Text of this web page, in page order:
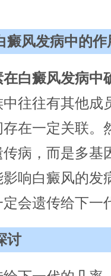
癜风发病中的作
白癜风发病中
往往有其他成
在一定关联。
病，而是多基
影响白癜风的
会遗传给下一
讨